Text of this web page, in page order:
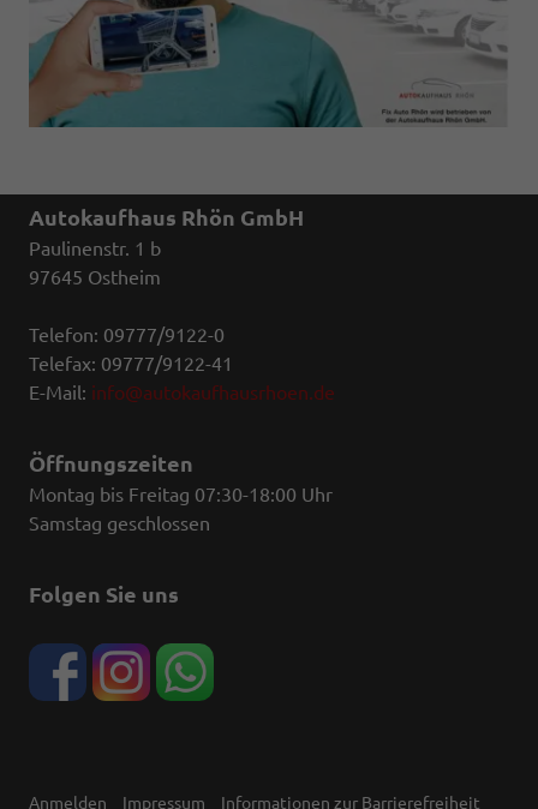
Autokaufhaus Rhön GmbH
Paulinenstr. 1 b
97645 Ostheim
Telefon: 09777/9122-0
Telefax: 09777/9122-41
E-Mail: info@autokaufhausrhoen.de
Öffnungszeiten
Montag bis Freitag 07:30-18:00 Uhr
Samstag geschlossen
Folgen Sie uns
Anmelden Impressum Informationen zur Barrierefreiheit